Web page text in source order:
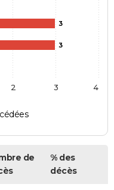
3
3
2 3 4
de
% des
décès